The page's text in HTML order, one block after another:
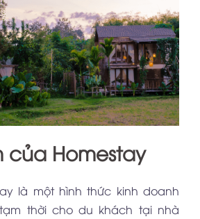
Homestay
là một hình thức kinh doanh
thời cho du khách tại nhà